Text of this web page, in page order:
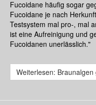
Fucoidane häufig sogar
Fucoidane je nach
Testsystem mal pro-, mal
ist eine Aufreinigung und
Fucoidanen unerlässlich."
Weiterlesen: